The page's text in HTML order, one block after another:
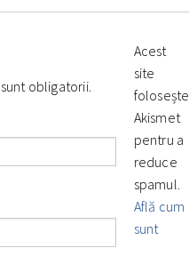
sunt obligatorii.
Acest
site
folosește
Akismet
pentru a
reduce
spamul.
Află cum
sunt